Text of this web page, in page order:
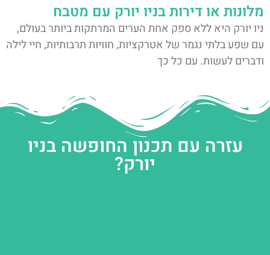
מלונות או דירות בניו יורק עם מטבח
ניו יורק היא ללא ספק אחת הערים המרתקות ביותר בעולם,
עם שפע בלתי נגמר של אטרקציות, חוויות תרבותיות, חיי לילה
ודברים לעשות. עם כל כך
עזרה עם תכנון החופשה בניו
יורק?